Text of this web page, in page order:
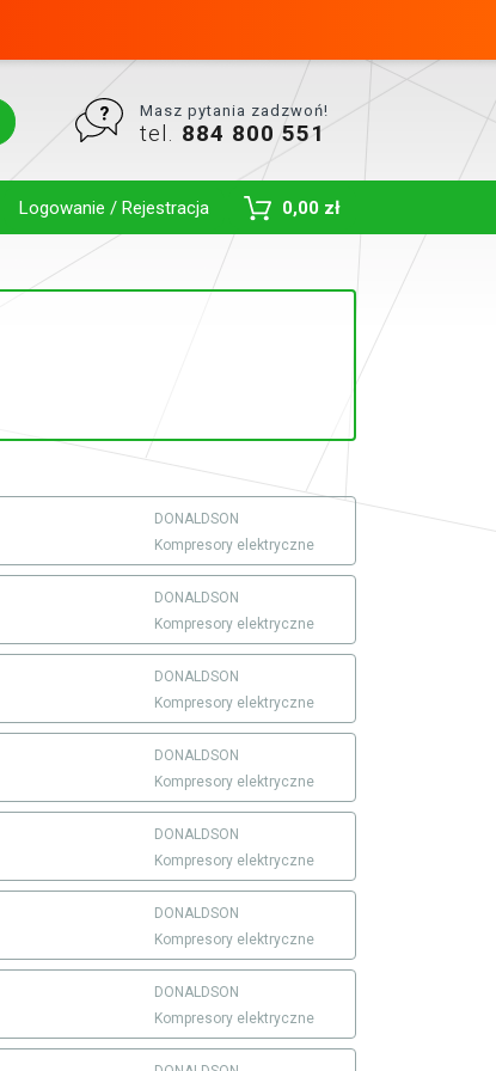
Masz pytania zadzwoń!
tel. 884 800 551
Logowanie / Rejestracja 0,00 zł
DONALDSON
Kompresory elektryczne
DONALDSON
Kompresory elektryczne
DONALDSON
Kompresory elektryczne
DONALDSON
Kompresory elektryczne
DONALDSON
Kompresory elektryczne
DONALDSON
Kompresory elektryczne
DONALDSON
Kompresory elektryczne